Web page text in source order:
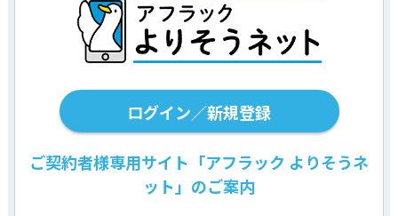
ログイン／新規登録
ご契約者様専用サイト「アフラック よりそうネ
ット」のご案内